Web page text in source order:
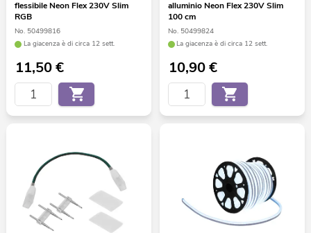
flessibile Neon Flex 230V Slim
RGB
No. 50499816
La giacenza è di circa 12 sett.
11,50€
alluminio Neon Flex 230V Slim
100 cm
No. 50499824
La giacenza è di circa 12 sett.
10,90€